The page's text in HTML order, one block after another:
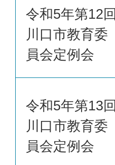
令和5年第12回
川口市教育委
員会定例会
令和5年第13回
川口市教育委
員会定例会